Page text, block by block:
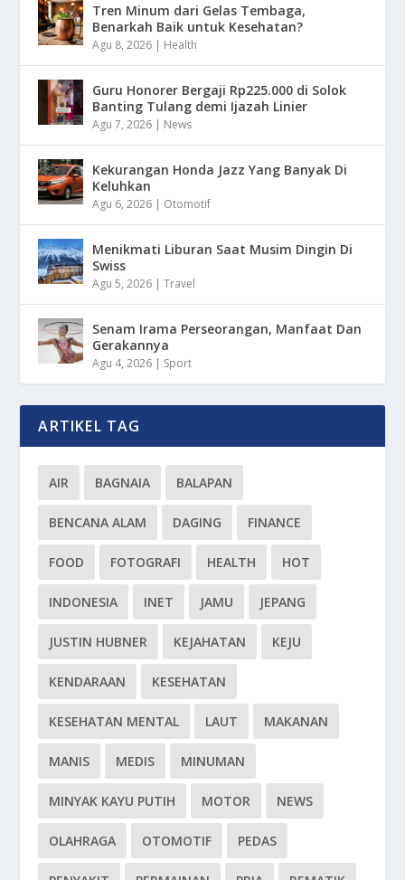
Tren Minum dari Gelas Tembaga,
Benarkah Baik untuk Kesehatan?
Agu 8, 2026 | Health
Guru Honorer Bergaji Rp225.000 di Solok
Banting Tulang demi Ijazah Linier
Agu 7, 2026 | News
Kekurangan Honda Jazz Yang Banyak Di
Keluhkan
Agu 6, 2026 | Otomotif
Menikmati Liburan Saat Musim Dingin Di
Swiss
Agu 5, 2026 |Travel
Senam Irama Perseorangan, Manfaat Dan
Gerakannya
Agu 4, 2026 | Sport
ARTIKEL TAG
AIR BAGNAIA BALAPAN
BENCANA ALAM DAGING FINANCE
FOOD FOTOGRAFI HEALTH HOT
INDONESIA INET JAMU JEPANG
JUSTIN HUBNER KEJAHATAN KEJU
KENDARAAN KESEHATAN
KESEHATAN MENTAL LAUT MAKANAN
MANIS MEDIS MINUMAN
MINYAK KAYU PUTIH MOTOR NEWS
OLAHRAGA OTOMOTIF PEDAS